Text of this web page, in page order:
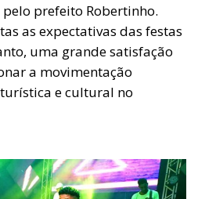
prefeito Robertinho.
as expectativas das festas
uma grande satisfação
a movimentação
e cultural no